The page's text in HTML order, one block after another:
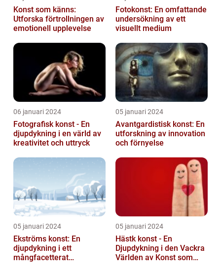
Konst som känns:
Utforska förtrollningen av
emotionell upplevelse
Fotokonst: En omfattande
undersökning av ett
visuellt medium
06 januari 2024
Fotografisk konst - En
djupdykning i en värld av
kreativitet och uttryck
05 januari 2024
Avantgardistisk konst: En
utforskning av innovation
och förnyelse
05 januari 2024
Ekströms konst: En
djupdykning i ett
mångfacetterat
05 januari 2024
Hästk konst - En
Djupdykning i den Vackra
Världen av Konst som